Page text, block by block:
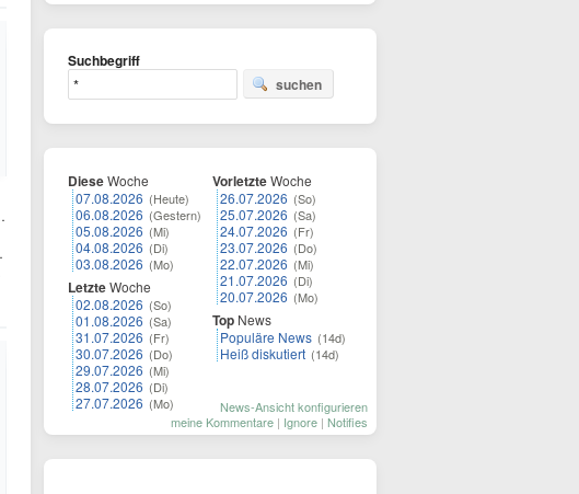
Suchbegriff
suchen
DieseWoche
07.08.2026 (Heute)
06.08.2026 (Gestern)
05.08.2026 (Mi)
04.08.2026 (Di)
03.08.2026 (Mo)
LetzteWoche
02.08.2026 (So)
01.08.2026 (Sa)
31.07.2026 (Fr)
30.07.2026 (Do)
29.07.2026 (Mi)
28.07.2026 (Di)
27.07.2026 (Mo)
VorletzteWoche
26.07.2026 (So)
25.07.2026 (Sa)
24.07.2026 (Fr)
23.07.2026 (Do)
22.07.2026 (Mi)
21.07.2026 (Di)
20.07.2026 (Mo)
Top News
Populäre News (14d)
Heiß diskutiert (14d)
News-Ansicht konfigurieren
meine Kommentare | Ignore | Notifies